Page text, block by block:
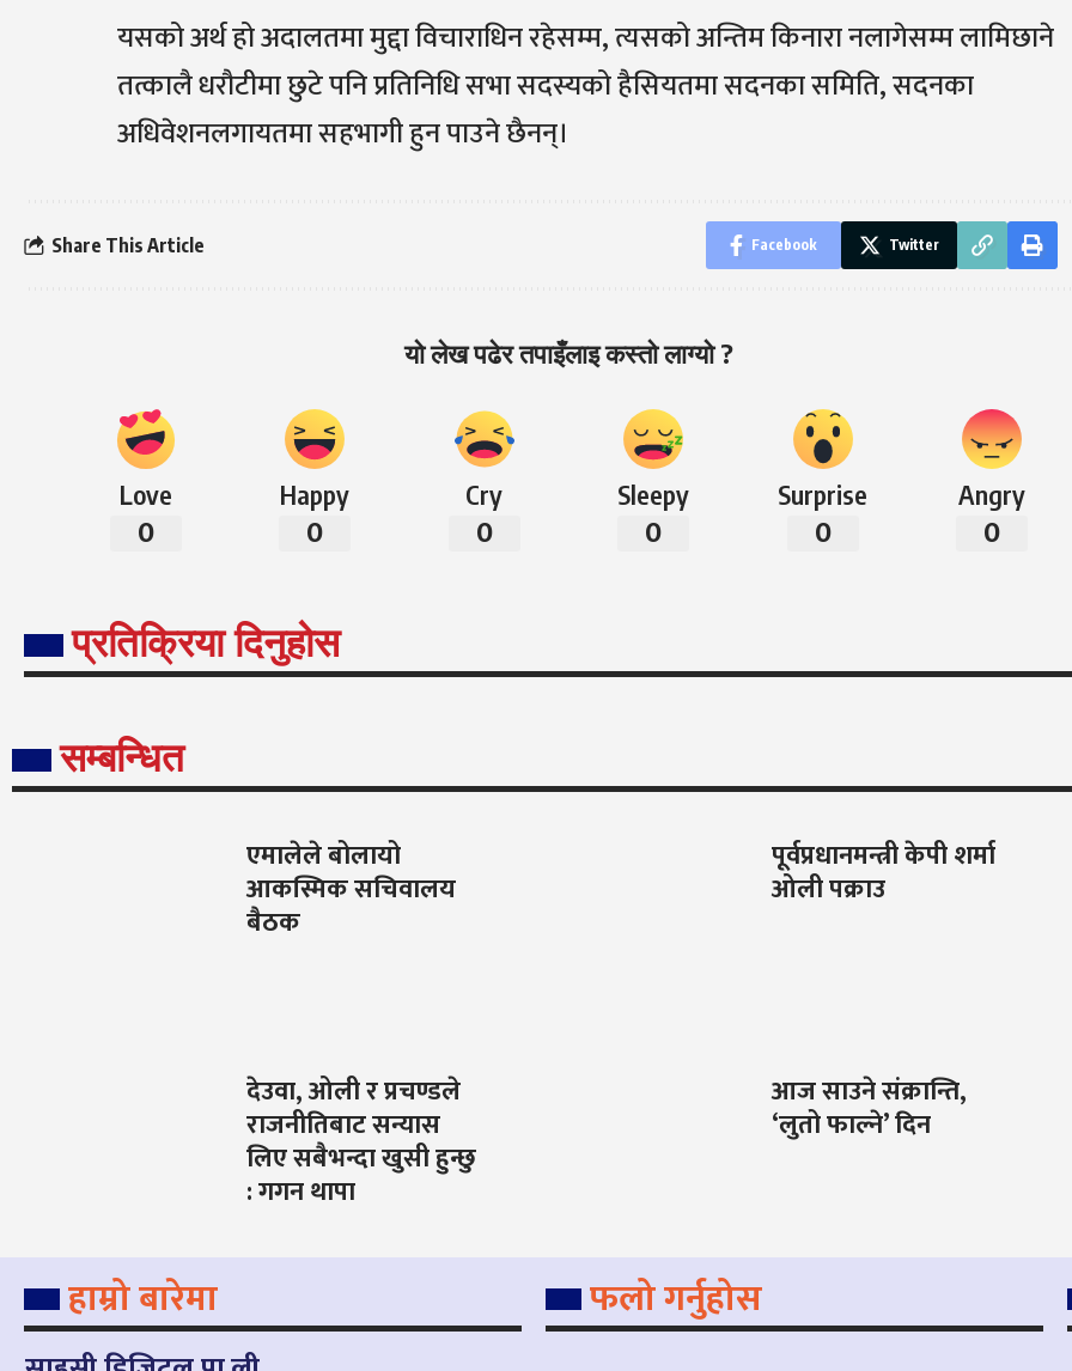
यसको अर्थ हो अदालतमा मुद्दा विचाराधिन रहेसम्म, त्यसको अन्तिम किनारा नलागेसम्म लामिछाने
तत्कालै धरौटीमा छुटे पनि प्रतिनिधि सभा सदस्यको हैसियतमा सदनका समिति, सदनका
अधिवेशनलगायतमा सहभागी हुन पाउने छैनन्।
Share This Article Facebook Twitter
यो लेख पढेर तपाइँलाइ कस्तो लाग्यो ?
Love
0
Happy
0
Cry
0
Sleepy
0
Surprise
0
Angry
0
प्रतिक्रिया दिनुहोस
सम्बन्धित
एमालेले बोलायो
आकस्मिक सचिवालय
बैठक
पूर्वप्रधानमन्त्री केपी शर्मा
ओली पक्राउ
देउवा, ओली र प्रचण्डले
राजनीतिबाट सन्यास
लिए सबैभन्दा खुसी हुन्छु
: गगन थापा
आज साउने संक्रान्ति,
‘लुतो फाल्ने’ दिन
हाम्रो बारेमा फलो गर्नुहोस